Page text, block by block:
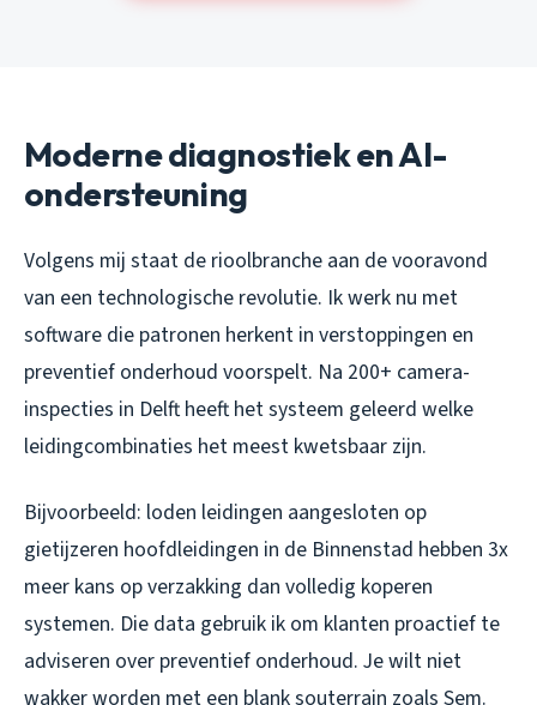
Moderne diagnostiek en AI-
ondersteuning
Volgens mij staat de rioolbranche aan de vooravond
van een technologische revolutie. Ik werk nu met
software die patronen herkent in verstoppingen en
preventief onderhoud voorspelt. Na 200+ camera-
inspecties in Delft heeft het systeem geleerd welke
leidingcombinaties het meest kwetsbaar zijn.
Bijvoorbeeld: loden leidingen aangesloten op
gietijzeren hoofdleidingen in de Binnenstad hebben 3x
meer kans op verzakking dan volledig koperen
systemen. Die data gebruik ik om klanten proactief te
adviseren over preventief onderhoud. Je wilt niet
wakker worden met een blank souterrain zoals Sem.